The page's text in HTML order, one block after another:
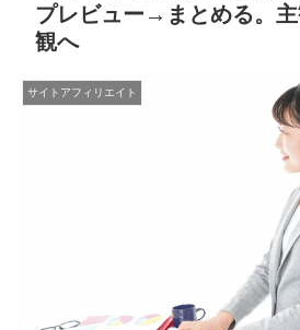
プレビュー→まとめる。
観へ
サイトアフィリエイト